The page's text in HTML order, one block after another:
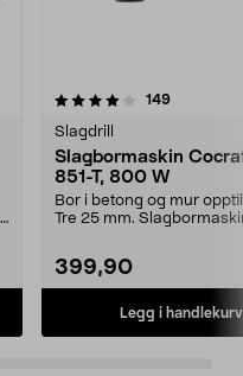
149
Slagdrill
Slagbormaskin
851-T, 800 W
Bor i betong og mur
Tre 25 mm.
399,90
Legg i handlekurv
4.5 av 5 stjerner